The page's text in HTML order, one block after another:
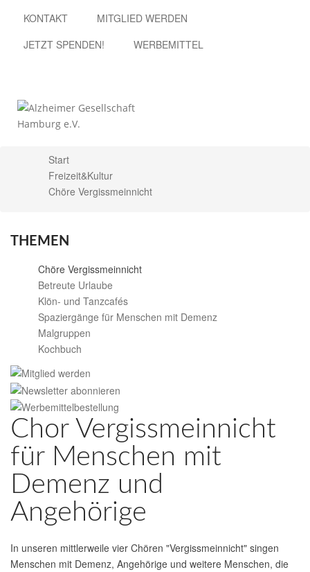
KONTAKT
MITGLIED WERDEN
JETZT SPENDEN!
WERBEMITTEL
Start
Freizeit&Kultur
Chöre Vergissmeinnicht
THEMEN
Chöre Vergissmeinnicht
Betreute Urlaube
Klön- und Tanzcafés
Spaziergänge für Menschen mit Demenz
Malgruppen
Kochbuch
Chor Vergissmeinnicht
für Menschen mit
Demenz und
Angehörige
In unseren mittlerweile vier Chören "Vergissmeinnicht" singen
Menschen mit Demenz, Angehörige und weitere Menschen, die